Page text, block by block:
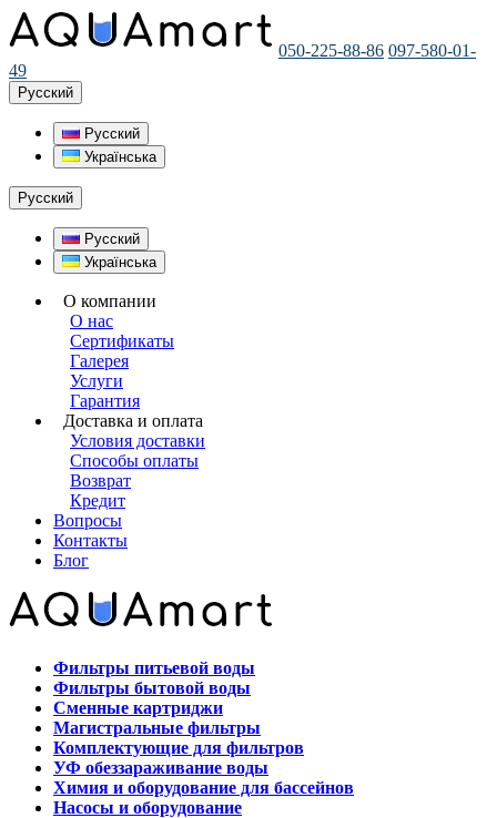
050-225-88-86 097-580-01-
49
Русский
Русский
Українська
Русский
Русский
Українська
О компании
О нас
Сертификаты
Галерея
Услуги
Гарантия
Доставка и оплата
Условия доставки
Способы оплаты
Возврат
Кредит
Вопросы
Контакты
Блог
Фильтры питьевой воды
Фильтры бытовой воды
Сменные картриджи
Магистральные фильтры
Комплектующие для фильтров
УФ обеззараживание воды
Химия и оборудование для бассейнов
Насосы и оборудование